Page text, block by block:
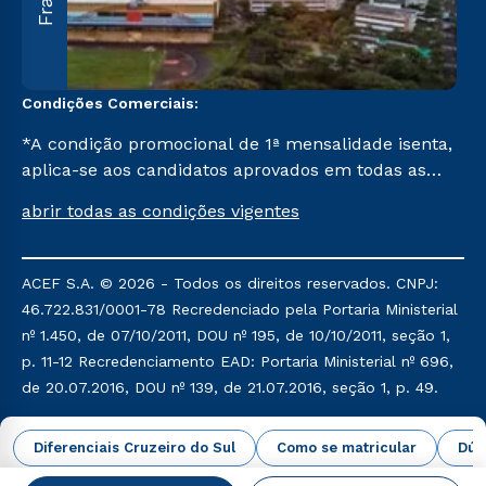
Diferenciais Cruzeiro do Sul Como se matricular
Condições Comerciais:
*A condição promocional de 1ª mensalidade isenta,
aplica-se aos candidatos aprovados em todas as
agendada, que ofertam bolsas de até 50% de
que ainda não tenham efetivado e/ou não tenham
cancelado ou trancado sua matrícula em uma das
Instituições da Cruzeiro do Sul Educacional, no
período de um ano. Tais condições não se aplicam
aos cursos de Medicina, e também para
governamentais, e não se acumula com nenhuma
outra campanha ofertada pela Instituição.
abrir todas as condições vigentes
ACEF S.A. © 2026 - Todos os direitos reservados. CNPJ:
46.722.831/0001-78 Recredenciado pela Portaria Ministerial
nº 1.450, de 07/10/2011, DOU nº 195, de 10/10/2011, seção 1,
p. 11-12 Recredenciamento EAD: Portaria Ministerial nº 696,
de 20.07.2016, DOU nº 139, de 21.07.2016, seção 1, p. 49.
Política de Privacidade Política de Cookies